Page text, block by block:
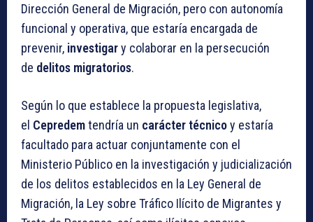
Dirección General de Migración, pero con autonomía
funcional y operativa, que estaría encargada de
prevenir, investigary colaborar en la persecución
de delitos migratorios.
Según lo que establece la propuesta legislativa,
el Cepredemtendría un carácter técnicoy estaría
facultado para actuar conjuntamente con el
Ministerio Público en la investigación y judicialización
de los delitos establecidos en la Ley General de
Migración, la Ley sobre Tráfico Ilícito de Migrantes y